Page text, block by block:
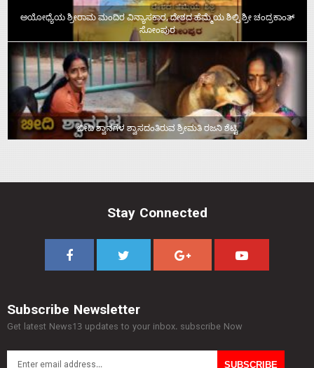
ಅಯೋಧ್ಯೆಯ ಶ್ರೀರಾಮ ಮಂದಿರ ವಿನ್ಯಾಸಕಾರ, ದೇಶದ ಹೆಮ್ಮೆಯ ಶಿಲ್ಪಿ ಶ್ರೀ ಚಂದ್ರಕಾಂತ್‌
ಸೋಂಪುರ
ಬೀದಿ ಶ್ವಾನಗಳ ಶ್ವಾಸದಂತಿರುವ ಶ್ರೀಮತಿ ರಜನಿ ಶೆಟ್ಟಿ
Stay Connected
Subscribe Newsletter
Get latest News13 updates to your inbox. subscribe Now